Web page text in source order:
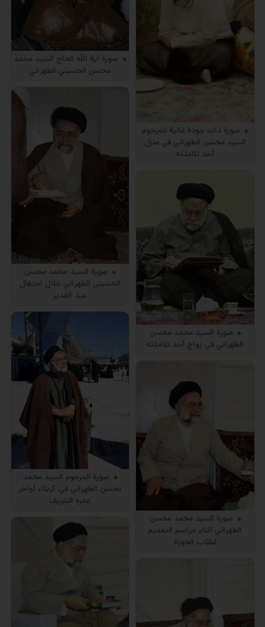
صورة آية الله الحاج السيد محمد
محسن الحسيني الطهراني
صورة ذات جودة عالية للمرحوم
السيد محسن الطهراني في منزل
أحد تلامذته
صورة السيد محمد محسن
الحسيني الطهراني خلال احتفال
عيد الغدير
صورة السيد محمد محسن
الطهراني في زواج أحد تلامذته
صورة المرحوم السيد محمد
محسن الطهراني في كربلاء أواخر
عمره الشريف
صورة السيد محمد محسن
الطهراني أثناء مراسم التعميم
لطلاب الحوزة